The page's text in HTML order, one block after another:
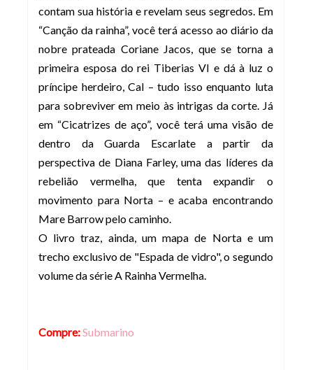
contam sua história e revelam seus segredos. Em
“Canção da rainha”, você terá acesso ao diário da
nobre prateada Coriane Jacos, que se torna a
primeira esposa do rei Tiberias VI e dá à luz o
príncipe herdeiro, Cal – tudo isso enquanto luta
para sobreviver em meio às intrigas da corte. Já
em “Cicatrizes de aço”, você terá uma visão de
dentro da Guarda Escarlate a partir da
perspectiva de Diana Farley, uma das líderes da
rebelião vermelha, que tenta expandir o
movimento para Norta – e acaba encontrando
Mare Barrow pelo caminho.
O livro traz, ainda, um mapa de Norta e um
trecho exclusivo de "Espada de vidro", o segundo
volume da série A Rainha Vermelha.
Compre:Submarino